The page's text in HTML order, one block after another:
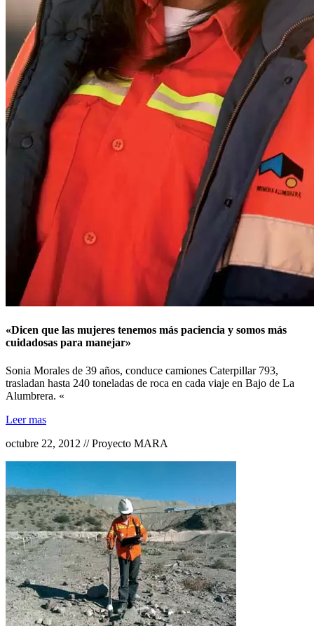
«Dicen que las mujeres tenemos más paciencia y somos más
cuidadosas para manejar»
Sonia Morales de 39 años, conduce camiones Caterpillar 793,
trasladan hasta 240 toneladas de roca en cada viaje en Bajo de La
Alumbrera. «
Leer mas
octubre 22, 2012 // Proyecto MARA